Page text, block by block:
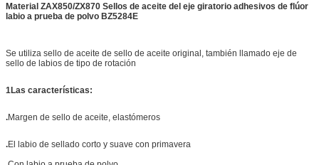
Material ZAX850/ZX870 Sellos de aceite del eje giratorio adhesivos de flúor
labio a prueba de polvo BZ5284E
Se utiliza sello de aceite de sello de aceite original, también llamado eje de
sello de labios de tipo de rotación
1Las características:
.Margen de sello de aceite, elastómeros
.El labio de sellado corto y suave con primavera